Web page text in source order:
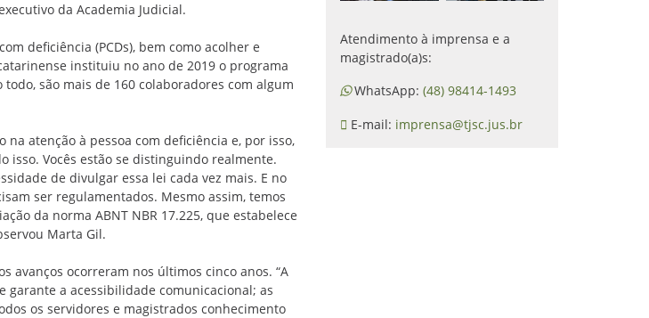
da Academia Judicial.
deficiência (PCDs), bem como acolher e
instituiu no ano de 2019 o programa
são mais de 160 colaboradores com algum
atenção à pessoa com deficiência e, por isso,
isso. Vocês estão se distinguindo realmente.
de divulgar essa lei cada vez mais. E no
ser regulamentados. Mesmo assim, temos
da norma ABNT NBR 17.225, que estabelece
Marta Gil.
avanços ocorreram nos últimos cinco anos. “A
garante a acessibilidade comunicacional; as
os servidores e magistrados conhecimento
Atendimento à imprensa e a
magistrado(a)s:
WhatsApp: (48) 98414-1493
E-mail: imprensa@tjsc.jus.br